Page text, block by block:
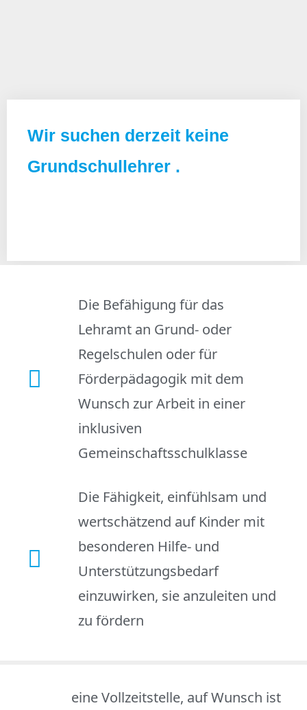
Wir suchen derzeit keine
Grundschullehrer .
Die Befähigung für das
Lehramt an Grund- oder
Regelschulen oder für
Förderpädagogik mit dem
Wunsch zur Arbeit in einer
inklusiven
Gemeinschaftsschulklasse
Die Fähigkeit, einfühlsam und
wertschätzend auf Kinder mit
besonderen Hilfe- und
Unterstützungsbedarf
einzuwirken, sie anzuleiten und
zu fördern
eine Vollzeitstelle, auf Wunsch ist